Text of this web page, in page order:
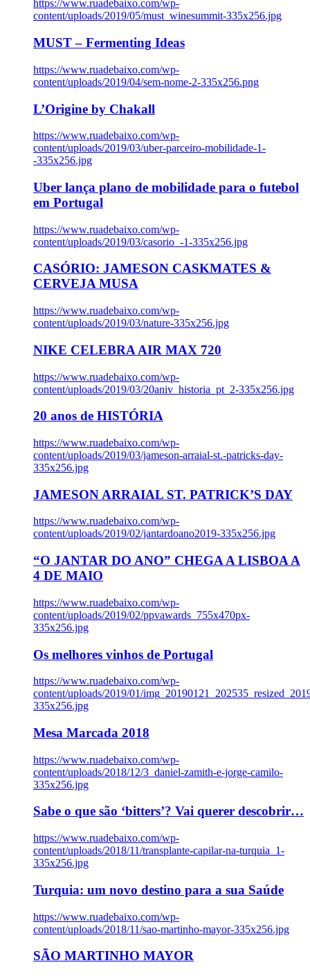
https://www.ruadebaixo.com/wp-
content/uploads/2019/05/must_winesummit-335x256.jpg
MUST – Fermenting Ideas
https://www.ruadebaixo.com/wp-
content/uploads/2019/04/sem-nome-2-335x256.png
L’Origine by Chakall
https://www.ruadebaixo.com/wp-
content/uploads/2019/03/uber-parceiro-mobilidade-1-
-335x256.jpg
Uber lança plano de mobilidade para o futebol
em Portugal
https://www.ruadebaixo.com/wp-
content/uploads/2019/03/casorio_-1-335x256.jpg
CASÓRIO: JAMESON CASKMATES &
CERVEJA MUSA
https://www.ruadebaixo.com/wp-
content/uploads/2019/03/nature-335x256.jpg
NIKE CELEBRA AIR MAX 720
https://www.ruadebaixo.com/wp-
content/uploads/2019/03/20aniv_historia_pt_2-335x256.jpg
20 anos de HISTÓRIA
https://www.ruadebaixo.com/wp-
content/uploads/2019/03/jameson-arraial-st.-patricks-day-
335x256.jpg
JAMESON ARRAIAL ST. PATRICK’S DAY
https://www.ruadebaixo.com/wp-
content/uploads/2019/02/jantardoano2019-335x256.jpg
“O JANTAR DO ANO” CHEGA A LISBOA A
4 DE MAIO
https://www.ruadebaixo.com/wp-
content/uploads/2019/02/ppvawards_755x470px-
335x256.jpg
Os melhores vinhos de Portugal
https://www.ruadebaixo.com/wp-
content/uploads/2019/01/
335x256.jpg
Mesa Marcada 2018
https://www.ruadebaixo.com/wp-
content/uploads/2018/12/3_daniel-zamith-e-jorge-camilo-
335x256.jpg
Sabe o que são ‘bitters’? Vai querer descobrir…
https://www.ruadebaixo.com/wp-
content/uploads/2018/11/transplante-capilar-na-turquia_1-
335x256.jpg
Turquia: um novo destino para a sua Saúde
https://www.ruadebaixo.com/wp-
content/uploads/2018/11/sao-martinho-mayor-335x256.jpg
SÃO MARTINHO MAYOR